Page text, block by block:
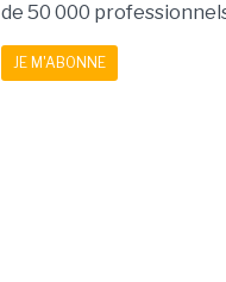
de 50 000
JE M'ABONNE